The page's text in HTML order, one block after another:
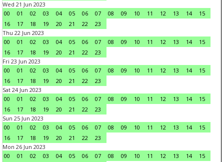
Wed 21 Jun 2023
00
01 02 03 04 05 06 07 08 09 10 11 12 13 14
15
16
17 18 19 20 21 22
23
Thu 22 Jun 2023
00
01 02 03 04 05 06 07 08 09 10 11 12 13 14
15
16
17 18 19 20 21 22
23
Fri 23 Jun 2023
00
01 02 03 04 05 06 07 08 09 10 11 12 13 14
15
16
17 18 19 20 21 22
23
Sat 24 Jun 2023
00
01 02 03 04 05 06 07 08 09 10 11 12 13 14
15
16
17 18 19 20 21 22
23
Sun 25 Jun 2023
00
01 02 03 04 05 06 07 08 09 10 11 12 13 14
15
16
17 18 19 20 21 22
23
Mon 26 Jun 2023
00
01 02 03 04 05 06 07 08 09 10 11 12 13 14
15